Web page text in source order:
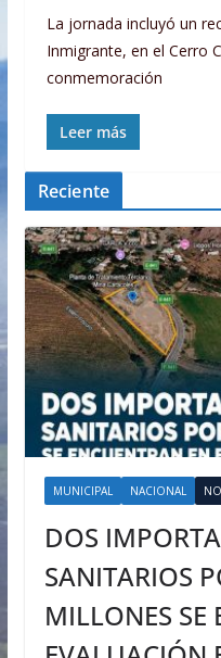
La jornada incluyó un
Inmigrante, en el Cerro
conmemoración
Leer más
Reciente
MUNICIPAL NACIONAL
DOS
SANITARIOS
MILLONES SE